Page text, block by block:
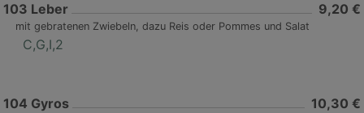
103 Leber 9,20 €
mit gebratenen Zwiebeln, dazu Reis oder Pommes und Salat
C,G,I,2
104 Gyros 10,30 €